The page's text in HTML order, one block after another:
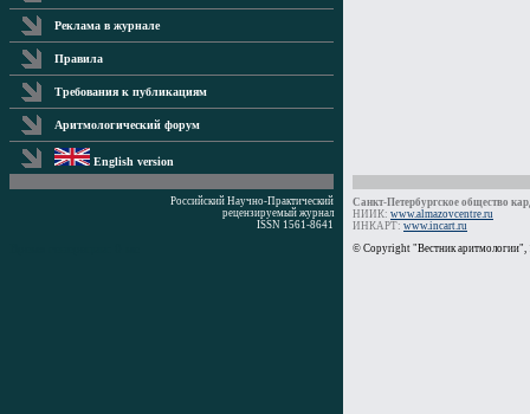
Реклама в журнале
Правила
Требования к публикациям
Аритмологический форум
English version
Российский Научно-Практический
рецензируемый журнал
ISSN 1561-8641
Санкт-Петербургское общество
НИИК: www.almazovcentre.ru
ИНКАРТ: www.incart.ru
© Copyright "Вестник аритмологии",